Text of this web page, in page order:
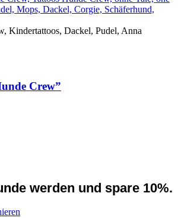
Crew”
werden und spare 10%.